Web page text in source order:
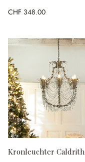
CHF 348.00
Kronleuchter Caldrith